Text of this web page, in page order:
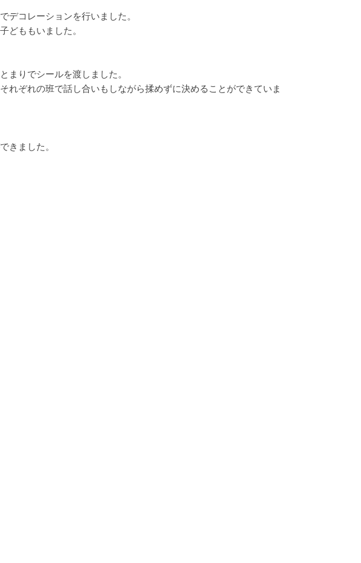
デコレーションを行いました。
どももいました。
まりでシールを渡しました。
ぞれの班で話し合いもしながら揉めずに決めることができていま
きました。